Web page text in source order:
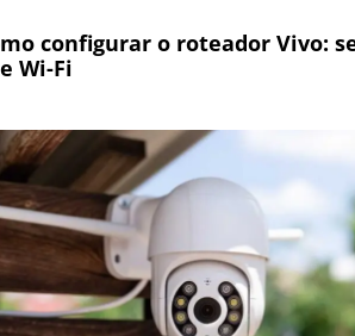
configurar o roteador Vivo:
Wi-Fi